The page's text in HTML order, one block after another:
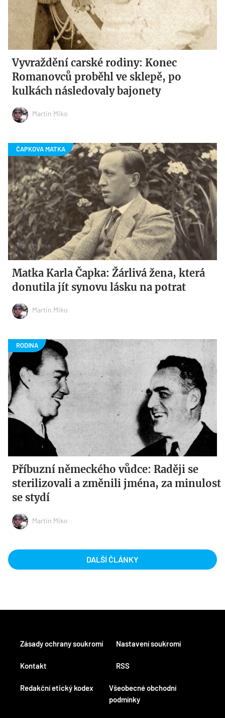
Vyvraždění carské rodiny: Konec
Romanovců proběhl ve sklepě, po
kulkách následovaly bajonety
Martin Miko
Matka Karla Čapka: Žárlivá žena, která
donutila jít synovu lásku na potrat
Martin Miko
Příbuzní německého vůdce: Raději se
sterilizovali a změnili jména, za minulost
se stydí
Martin Miko
DALŠÍ ČLÁNKY
Kontakt
Redakční etický kodex
RSS
Všeobecné obchodní
podmínky
Zásady ochrany soukromí Nastavení soukromí